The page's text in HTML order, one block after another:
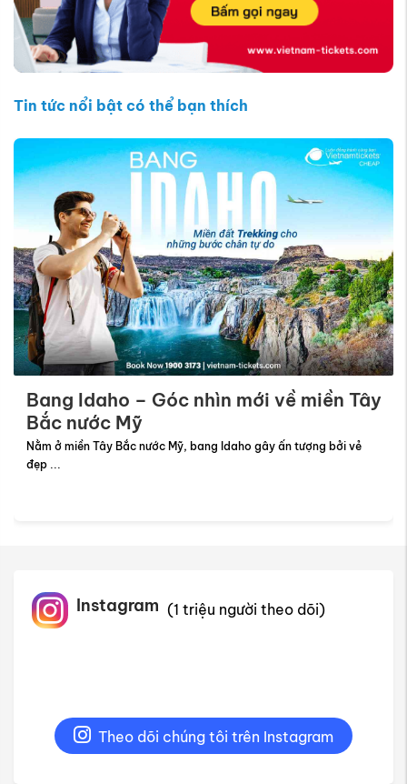
Tin tức nổi bật có thể bạn thích
Bang Idaho – Góc nhìn mới về miền Tây
Bắc nước Mỹ
Nằm ở miền Tây Bắc nước Mỹ, bang Idaho gây ấn tượng bởi vẻ
đẹp ...
Instagram (1 triệu người theo dõi)
Theo dõi chúng tôi trên Instagram